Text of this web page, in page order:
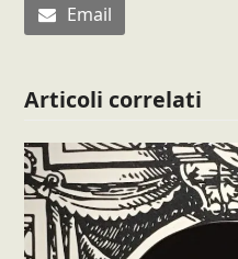
Email
Articoli correlati